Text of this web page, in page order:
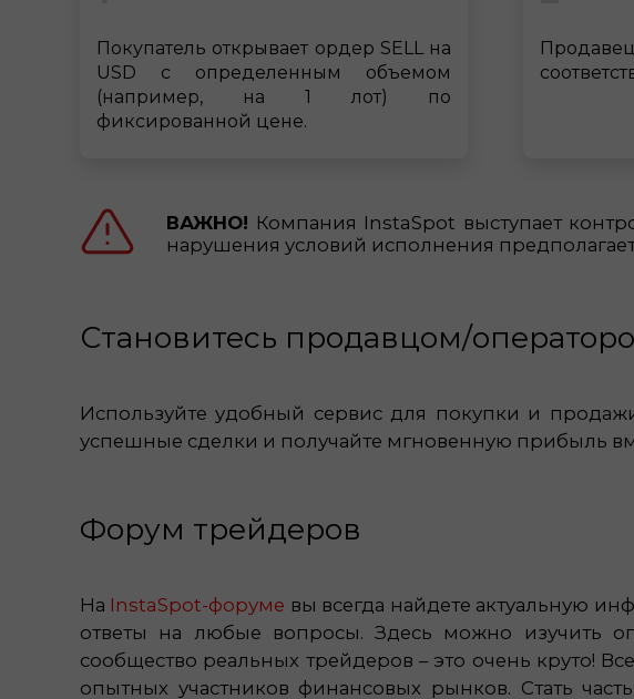
Покупатель открывает ордер SELL на
USD с определенным объемом
(например, на 1 лот) по
фиксированной цене.
ВАЖНО! Компания InstaSpot выступает
нарушения условий исполнения
Становитесь продавцом/
Используйте удобный сервис для покупки и
успешные сделки и получайте мгновенную прибыль
Форум трейдеров
На InstaSpot-форуме вы всегда найдете актуальную
ответы на любые вопросы. Здесь можно изучить
сообщество реальных трейдеров – это очень круто!
опытных участников финансовых рынков. Стать